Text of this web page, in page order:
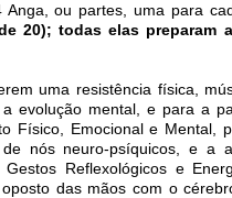
ou partes, uma para
20); todas elas preparam
uma resistência física,
evolução mental, e para a
Físico, Emocional e Mental,
nós neuro-psíquicos, e a
Reflexológicos e
das mãos com o